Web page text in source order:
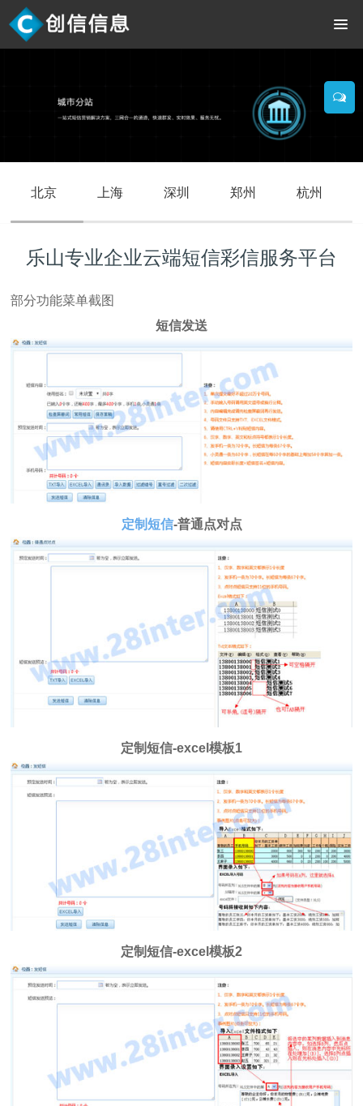
北京 上海 深圳 郑州 杭州
乐山专业企业云端短信彩信服务平台
部分功能菜单截图
短信发送
定制短信-普通点对点
定制短信-excel模板1
定制短信-excel模板2